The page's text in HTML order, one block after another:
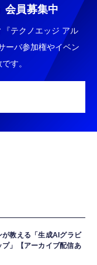
会員募集中
テクノエッジ アル
ーバ参加権やイベン
す。
が教える「生成AIグラビ
プ」【アーカイブ配信あ